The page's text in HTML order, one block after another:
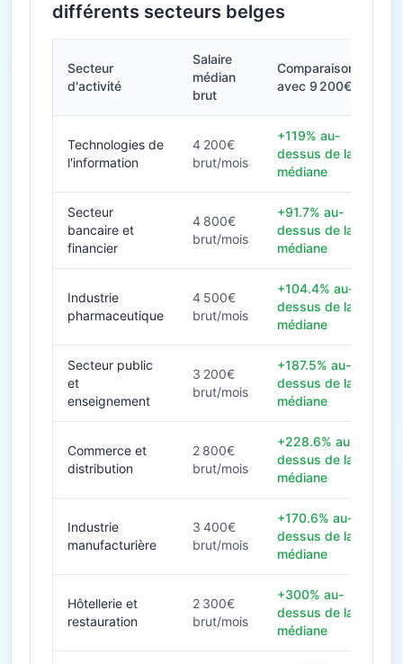
différents secteurs belges
Secteur
d'activité
Salaire
médian
brut
Comparaison
avec 9 200€
Technologies de
l'information
4 200€
brut/mois
+119% au-
dessus de la
médiane
Secteur
bancaire et
financier
4 800€
brut/mois
+91.7% au-
dessus de la
médiane
Industrie
pharmaceutique
4 500€
brut/mois
+104.4% au-
dessus de la
médiane
Secteur public
et
enseignement
3 200€
brut/mois
+187.5% au-
dessus de la
médiane
Commerce et
distribution
2 800€
brut/mois
+228.6% au-
dessus de la
médiane
Industrie
manufacturière
3 400€
brut/mois
+170.6% au-
dessus de la
médiane
Hôtellerie et
restauration
2 300€
brut/mois
+300% au-
dessus de la
médiane